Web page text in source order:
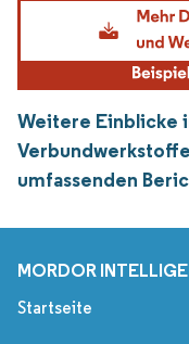
Weitere Einblicke
umfassenden
MORDOR
Startseite